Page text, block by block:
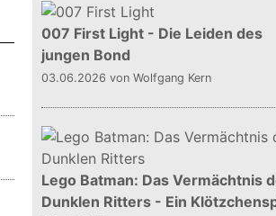
007 First Light - Die Leiden des
jungen Bond
03.06.2026 von Wolfgang Kern
Lego Batman: Das Vermächtnis
Dunklen Ritters - Ein